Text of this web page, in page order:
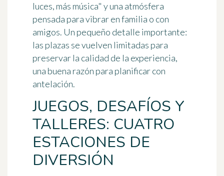
luces, más música" y una atmósfera
pensada para vibrar en familia o con
amigos. Un pequeño detalle importante:
las plazas se vuelven limitadas para
preservar la calidad de la experiencia,
una buena razón para planificar con
antelación.
JUEGOS, DESAFÍOS Y
TALLERES: CUATRO
ESTACIONES DE
DIVERSIÓN